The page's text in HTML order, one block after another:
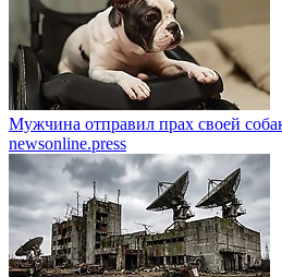
Мужчина отправил прах своей
newsonline.press